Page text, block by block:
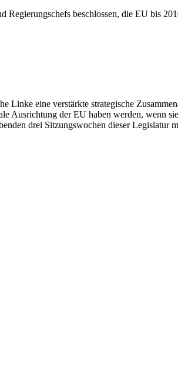
Regierungschefs beschlossen, die EU bis
Linke eine verstärkte strategische
Ausrichtung der EU haben werden, wenn
drei Sitzungswochen dieser Legislatur